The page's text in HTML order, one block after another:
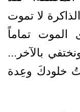
لا تموت
الموت تماماً
بالآخر...
خلودكَ وعِدة